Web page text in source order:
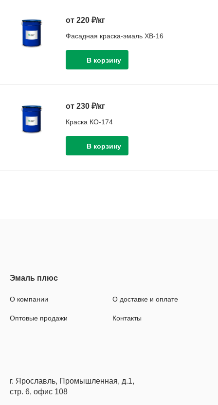
от 220 ₽/кг
Фасадная краска-эмаль ХВ-16
от 230 ₽/кг
Краска КО-174
О компании
Оптовые продажи
О доставке и оплате
Контакты
г. Ярославль, Промышленная, д.1,
стр. 6, офис 108